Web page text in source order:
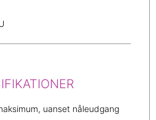
uanset nåleudgang